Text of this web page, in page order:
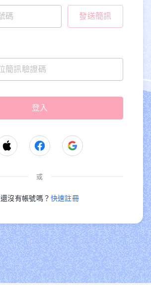
發送簡訊
或
還沒有帳號嗎？ 快速註冊